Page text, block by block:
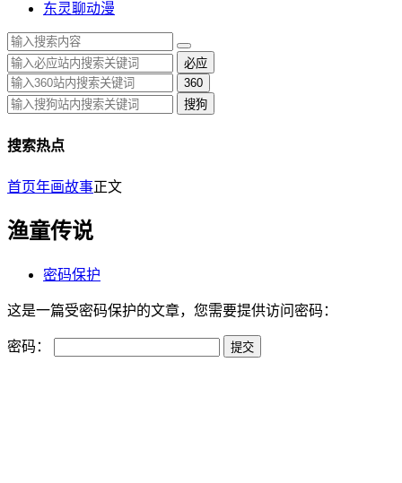
东灵聊动漫
必应
360
搜狗
搜索热点
首页年画故事正文
渔童传说
密码保护
这是一篇受密码保护的文章，您需要提供访问密码：
密码：